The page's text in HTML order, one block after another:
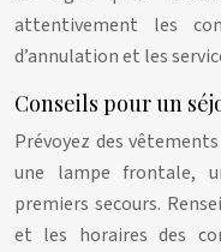
attentivement les
d’annulation et les
Conseils pour un
Prévoyez des
une lampe frontale,
premiers secours.
et les horaires des